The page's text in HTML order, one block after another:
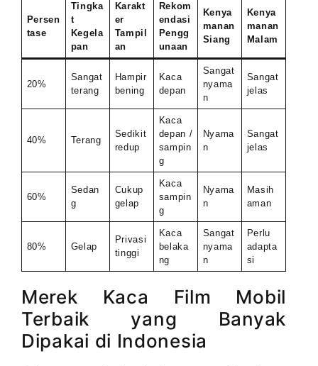
Persen
tase
Tingka
t
Kegela
pan
Karakt
er
Tampil
an
Rekom
endasi
Pengg
unaan
Kenya
manan
Siang
Kenya
manan
Malam
20%
Sangat
terang
Hampir
bening
Kaca
depan
Sangat
nyama
n
Sangat
jelas
40% Terang
Sedikit
redup
Kaca
depan /
sampin
g
Nyama
n
Sangat
jelas
60%
Sedan
g
Cukup
gelap
Kaca
sampin
g
Nyama
n
Masih
aman
80% Gelap
Privasi
tinggi
Kaca
belaka
ng
Sangat
nyama
n
Perlu
adapta
si
Merek Kaca Film Mobil
Terbaik yang Banyak
Dipakai di Indonesia